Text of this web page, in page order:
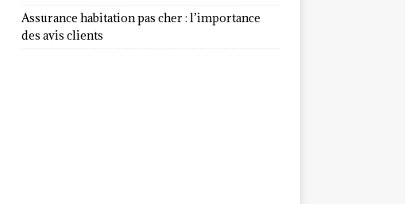
Assurance habitation pas cher : l’importance
des avis clients